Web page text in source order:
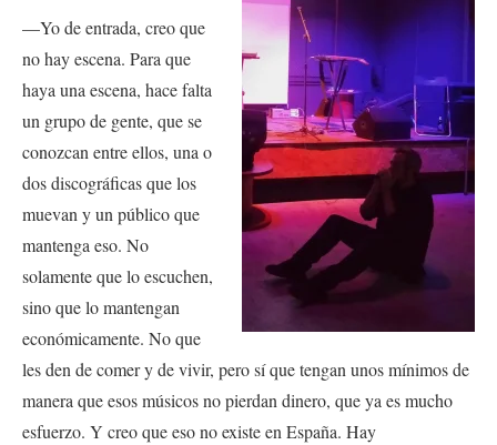
—Yo de entrada, creo que
no hay escena. Para que
haya una escena, hace falta
un grupo de gente, que se
conozcan entre ellos, una o
dos discográficas que los
muevan y un público que
mantenga eso. No
solamente que lo escuchen,
sino que lo mantengan
económicamente. No que
les den de comer y de vivir, pero sí que tengan unos mínimos de
manera que esos músicos no pierdan dinero, que ya es mucho
esfuerzo. Y creo que eso no existe en España. Hay